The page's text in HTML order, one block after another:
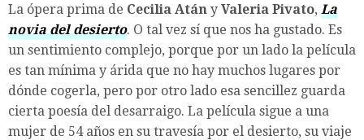
La ópera prima de Cecilia Atán y Valeria Pivato, La
novia del desierto. O tal vez sí que nos ha gustado. Es
un sentimiento complejo, porque por un lado la película
es tan mínima y árida que no hay muchos lugares por
dónde cogerla, pero por otro lado esa sencillez guarda
cierta poesía del desarraigo. La película sigue a una
mujer de 54 años en su travesía por el desierto, su viaje